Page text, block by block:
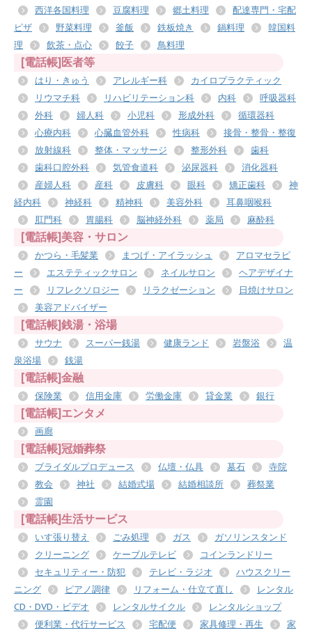
西洋各国料理
豆腐料理 郷土料理
配達専門・宅配
ピザ
野菜料理 釜飯 鉄板焼き 鍋料理
韓国料
理
飲茶・点心 餃子 鳥料理
[電話帳]医者等
はり・きゅう アレルギー科
カイロプラクティック
リウマチ科
リハビリテーション科 内科
呼吸器科
外科
婦人科 小児科 形成外科
循環器科
心療内科
心臓血管外科 性病科
接骨・整骨・整復
放射線科
整体・マッサージ 整形外科
歯科
歯科口腔外科
気管食道科 泌尿器科
消化器科
産婦人科
産科 皮膚科 眼科 矯正歯科
神
経内科
神経科 精神科 美容外科
耳鼻咽喉科
肛門科
胃腸科 脳神経外科 薬局 麻酔科
[電話帳]美容・サロン
かつら・毛髪業 まつげ・アイラッシュ
アロマセラピ
ー
エステティックサロン ネイルサロン
ヘアデザイナ
ー
リフレクソロジー リラクゼーション
日焼けサロン
美容アドバイザー
[電話帳]銭湯・浴場
サウナ スーパー銭湯 健康ランド 岩盤浴
温
泉浴場
銭湯
[電話帳]金融
保険業 信用金庫 労働金庫 貸金業 銀行
[電話帳]エンタメ
画廊
[電話帳]冠婚葬祭
ブライダルプロデュース 仏壇・仏具 墓石
寺院
教会
神社 結婚式場 結婚相談所
葬祭業
霊園
[電話帳]生活サービス
いす張り替え ごみ処理 ガス
ガソリンスタンド
クリーニング
ケーブルテレビ
コインランドリー
セキュリティー・防犯
テレビ・ラジオ
ハウスクリー
ニング
ピアノ調律 リフォーム・仕立て直し
レンタル
CD・DVD・ビデオ
レンタルサイクル
レンタルショップ
便利業・代行サービス
宅配便 家具修理・再生
家